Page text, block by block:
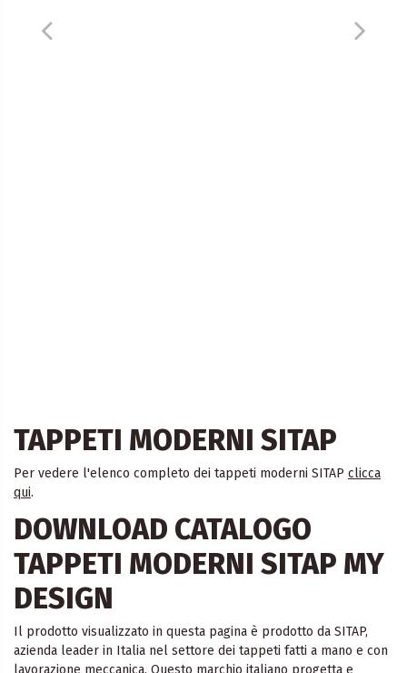
TAPPETI MODERNI SITAP
Per vedere l'elenco completo dei tappeti moderni SITAP clicca
qui.
DOWNLOAD CATALOGO
TAPPETI MODERNI SITAP MY
DESIGN
Il prodotto visualizzato in questa pagina è prodotto da SITAP,
azienda leader in Italia nel settore dei tappeti fatti a mano e con
lavorazione meccanica. Questo marchio italiano progetta e